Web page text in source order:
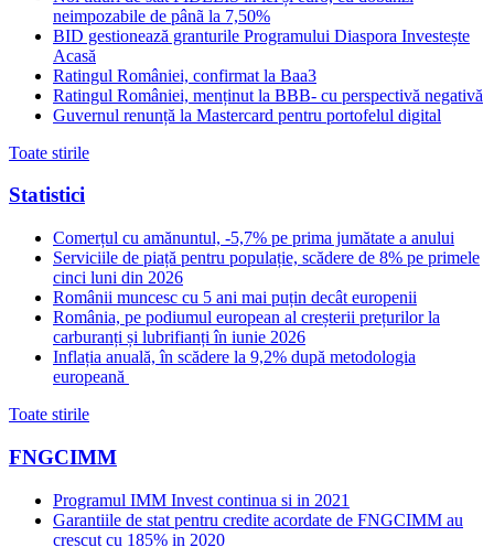
neimpozabile de pânã la 7,50%
BID gestionează granturile Programului Diaspora Investește
Acasă
Ratingul României, confirmat la Baa3
Ratingul României, menținut la BBB- cu perspectivă negativă
Guvernul renunță la Mastercard pentru portofelul digital
Toate stirile
Statistici
Comerțul cu amănuntul, -5,7% pe prima jumătate a anului
Serviciile de piață pentru populație, scădere de 8% pe primele
cinci luni din 2026
Românii muncesc cu 5 ani mai puțin decât europenii
România, pe podiumul european al creșterii prețurilor la
carburanți și lubrifianți în iunie 2026
Inflația anuală, în scădere la 9,2% după metodologia
europeană
Toate stirile
FNGCIMM
Programul IMM Invest continua si in 2021
Garantiile de stat pentru credite acordate de FNGCIMM au
crescut cu 185% in 2020